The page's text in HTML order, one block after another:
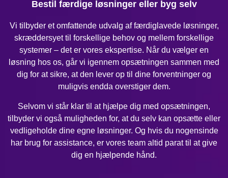
Bestil færdige løsninger eller byg selv
Vi tilbyder et omfattende udvalg af færdiglavede løsninger,
skræddersyet til forskellige behov og mellem forskellige
systemer – det er vores ekspertise. Når du vælger en
løsning hos os, går vi igennem opsætningen sammen med
dig for at sikre, at den lever op til dine forventninger og
muligvis endda overstiger dem.
Selvom vi står klar til at hjælpe dig med opsætningen,
tilbyder vi også muligheden for, at du selv kan opsætte eller
vedligeholde dine egne løsninger. Og hvis du nogensinde
har brug for assistance, er vores team altid parat til at give
dig en hjælpende hånd.